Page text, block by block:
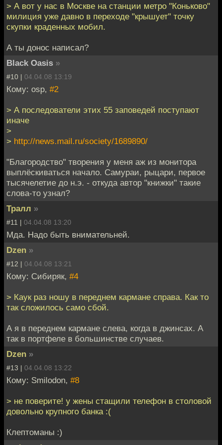
> А вот у нас в Москве на станции метро "Коньково"
милиция уже давно в переходе "крышует" точку
скупки краденных мобил.
А ты донос написал?
Black Oasis »
#10 | 04.04.08 13:19
Кому: osp, #2
> А последователи этих 55 заповедей поступают
иначе
>
> http://news.mail.ru/society/1689890/
"Благородство" творения у меня аж из монитора
выплёскиваться начало. Самураи, рыцари, первое
тысячелетие до н.э. - откуда автор "книжки" такие
слова-то узнал?
Тралл »
#11 | 04.04.08 13:20
Мда. Надо быть внимательней.
Dzen »
#12 | 04.04.08 13:21
Кому: Сибиряк, #4
> Каук раз ношу в переднем кармане справа. Как то
так сложилось само сбой.
А я в переднем кармане слева, когда в джинсах. А
так в портфеле в большинстве случаев.
Dzen »
#13 | 04.04.08 13:22
Кому: Smilodon, #8
> не поверите! у жены стащили телефон в столовой
довольно крупного банка :(
Клептоманы :)